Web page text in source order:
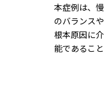
本症例は、
のバランス
根本原因に
能であるこ